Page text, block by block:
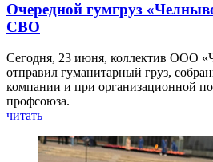
Очередной гумгруз
СВО
Сегодня, 23 июня, коллектив
отправил гуманитарный груз,
компании и при организационной
профсоюза.
читать